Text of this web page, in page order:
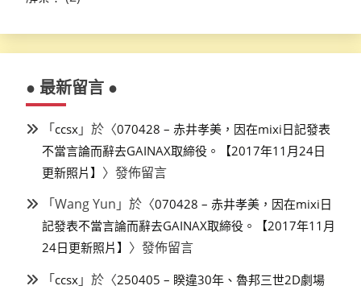
● 最新留言 ●
「ccsx 」於〈070428 – 赤井孝美，因在mixi日記發表
不當言論而辭去GAINAX取締役。【2017年11月24日
更新照片】 〉發佈留言
「Wang Yun 」於〈070428 – 赤井孝美，因在mixi日
記發表不當言論而辭去GAINAX取締役。【2017年11月
24日更新照片】 〉發佈留言
「ccsx 」於〈250405 – 睽違30年、魯邦三世2D劇場